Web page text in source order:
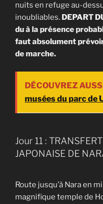
nuits en refuge au-
inoubliables. DEPART
du à la présence
faut absolument
de marche.
DÉCOUVREZ
musées du parc de
Jour 11 :
JAPONAISE DE
Route jusqu’à Nara en
magnifique temple de